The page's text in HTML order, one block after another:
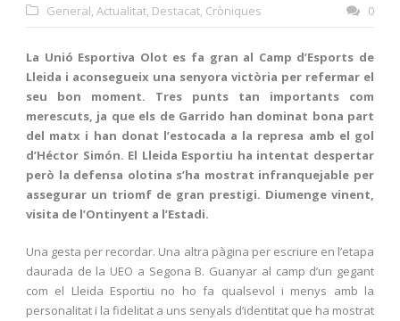
General, Actualitat, Destacat, Cròniques 0
La Unió Esportiva Olot es fa gran al Camp d’Esports de
Lleida i aconsegueix una senyora victòria per refermar el
seu bon moment. Tres punts tan importants com
merescuts, ja que els de Garrido han dominat bona part
del matx i han donat l’estocada a la represa amb el gol
d’Héctor Simón. El Lleida Esportiu ha intentat despertar
però la defensa olotina s’ha mostrat infranquejable per
assegurar un triomf de gran prestigi. Diumenge vinent,
visita de l’Ontinyent a l’Estadi.
Una gesta per recordar. Una altra pàgina per escriure en l’etapa
daurada de la UEO a Segona B. Guanyar al camp d’un gegant
com el Lleida Esportiu no ho fa qualsevol i menys amb la
personalitat i la fidelitat a uns senyals d’identitat que ha mostrat